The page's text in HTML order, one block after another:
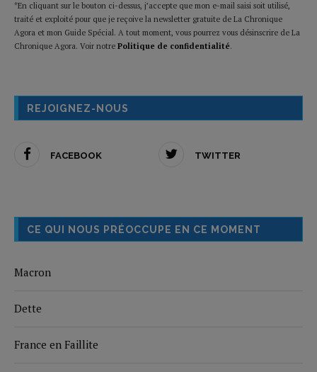
*En cliquant sur le bouton ci-dessus, j’accepte que mon e-mail saisi soit utilisé,
traité et exploité pour que je reçoive la newsletter gratuite de La Chronique
Agora et mon Guide Spécial. A tout moment, vous pourrez vous désinscrire de La
Chronique Agora. Voir notre Politique de confidentialité.
REJOIGNEZ-NOUS
FACEBOOK TWITTER
CE QUI NOUS PRÉOCCUPE EN CE MOMENT
Macron
Dette
France en Faillite